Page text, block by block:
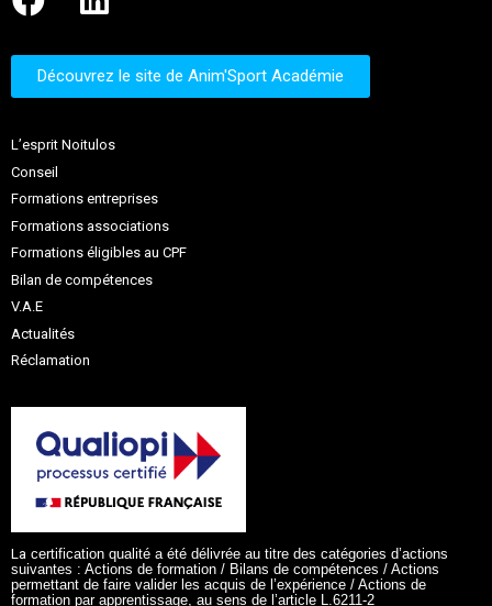
Découvrez le site de Anim'Sport Académie
L’esprit Noitulos
Conseil
Formations entreprises
Formations associations
Formations éligibles au CPF
Bilan de compétences
V.A.E
Actualités
Réclamation
La certification qualité a été délivrée au titre des catégories d’actions
suivantes : Actions de formation / Bilans de compétences / Actions
permettant de faire valider les acquis de l’expérience / Actions de
formation par apprentissage, au sens de l’article L.6211-2